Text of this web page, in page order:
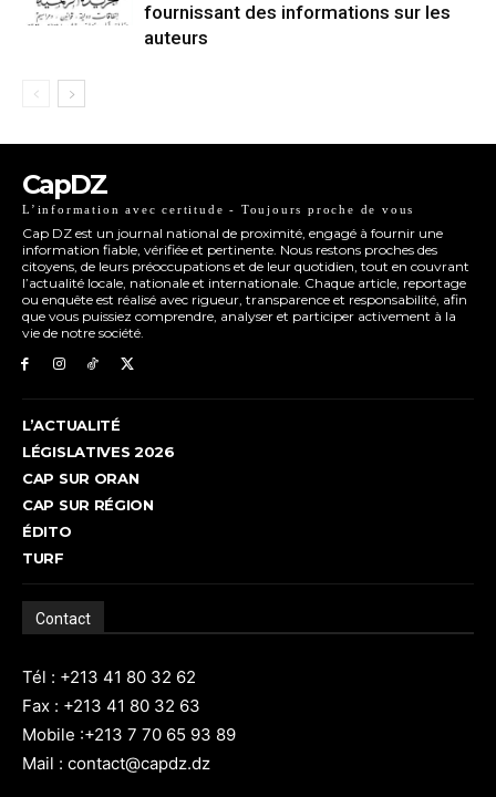
fournissant des informations sur les
auteurs
CapDZ
L’information avec certitude - Toujours proche de vous
Cap DZ est un journal national de proximité, engagé à fournir une
information fiable, vérifiée et pertinente. Nous restons proches des
citoyens, de leurs préoccupations et de leur quotidien, tout en couvrant
l’actualité locale, nationale et internationale. Chaque article, reportage
ou enquête est réalisé avec rigueur, transparence et responsabilité, afin
que vous puissiez comprendre, analyser et participer activement à la
vie de notre société.
L’ACTUALITÉ
LÉGISLATIVES 2026
CAP SUR ORAN
CAP SUR RÉGION
ÉDITO
TURF
Contact
Tél : +213 41 80 32 62
Fax : +213 41 80 32 63
Mobile :+213 7 70 65 93 89
Mail : contact@capdz.dz